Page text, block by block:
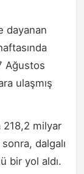
dayanan
Ağustos
ulaşmış
218,2 milyar
dalgalı
bir yol aldı.